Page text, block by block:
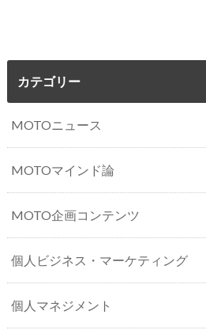
カテゴリー
MOTOニュース
MOTOマインド論
MOTO企画コンテンツ
個人ビジネス・マーケティング
個人マネジメント